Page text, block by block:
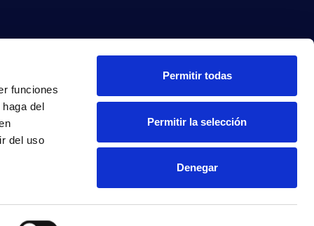
funciones
del
del uso
Permitir todas
Permitir la selección
Denegar
INTRANET